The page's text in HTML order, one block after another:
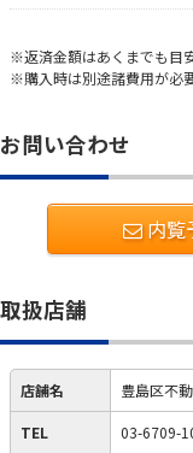
※返済金額はあくまでも目安
※購入時は別途諸費用が必要
お問い合わせ
内覧
取扱店舗
店舗名 豊島区不
TEL 03-6709-